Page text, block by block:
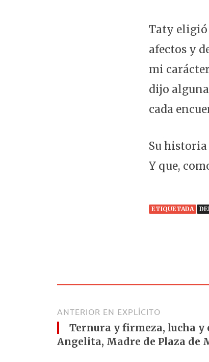
Taty eligió
afectos y
mi
dijo
cada
Su historia
Y que,
ETIQUETADA
ANTERIOR EN EXPLÍCITO
Ternura y firmeza, lucha y
Angelita, Madre de Plaza de